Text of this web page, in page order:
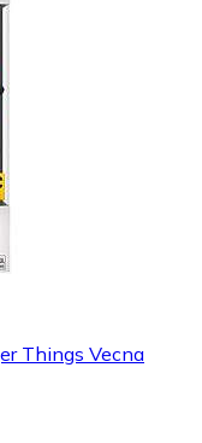
Things Vecna